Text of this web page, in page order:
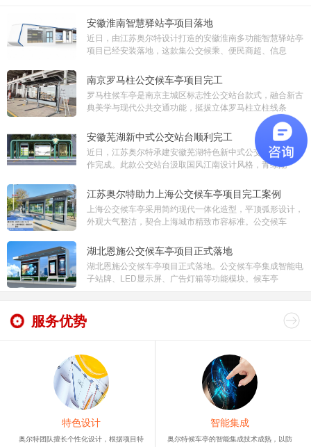
安徽淮南智慧驿站亭项目落地
近日，由江苏奥尔特设计打造的安徽淮南多功能智慧驿站亭
项目已经安装落地，这款集公交候乘、便民商超、信息
南京罗马柱公交候车亭项目完工
罗马柱候车亭是南京主城区标志性公交站台款式，融合新古
典美学与现代公共交通功能，挺拔立体罗马柱立柱线条
安徽芜湖新中式公交站台顺利完工
近日，江苏奥尔特承建安徽芜湖特色新中式公交站台项目制
作完成。此款公交站台汲取国风江南设计风格，青绿配
江苏奥尔特助力上海公交候车亭项目完工案例
上海公交候车亭采用简约现代一体化造型，平顶弧形设计，
外观大气整洁，契合上海城市精致市容标准。公交候车
湖北恩施公交候车亭项目正式落地
湖北恩施公交候车亭项目正式落地。公交候车亭集成智能电
子站牌、LED显示屏、广告灯箱等功能模块。候车亭
服务优势
特色设计
奥尔特团队擅长个性化设计，根据项目特
智能集成
奥尔特候车亭的智能集成技术成熟，以防